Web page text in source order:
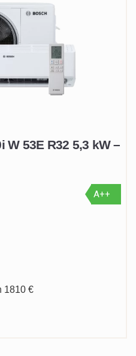
W 53E R32 5,3 kW –
A++
1810 €